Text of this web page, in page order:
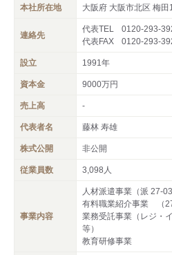
本社所在地 大阪府 大阪市北区 梅
連絡先
代表TEL
0120-293-
代表FAX
0120-293-
設立 1991年
資本金 9000万円
売上高 -
代表者名 藤林 寿雄
株式公開 非公開
従業員数 3,098人
事業内容
人材派遣事業（派 27-
有料職業紹介事業 （
業務受託事業（レジ・
等）
教育研修事業